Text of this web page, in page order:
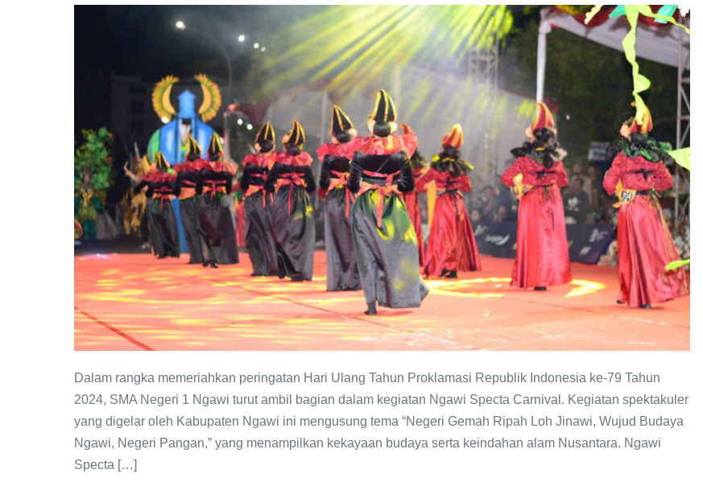
Penghargaan
Penyaji
Terbaik
di
Ngawi
Specta
Carnival
2024
Dalam rangka memeriahkan peringatan Hari Ulang Tahun Proklamasi Republik Indonesia ke-79 Tahun
2024, SMA Negeri 1 Ngawi turut ambil bagian dalam kegiatan Ngawi Specta Carnival. Kegiatan spektakuler
yang digelar oleh Kabupaten Ngawi ini mengusung tema “Negeri Gemah Ripah Loh Jinawi, Wujud Budaya
Ngawi, Negeri Pangan,” yang menampilkan kekayaan budaya serta keindahan alam Nusantara. Ngawi
Specta […]